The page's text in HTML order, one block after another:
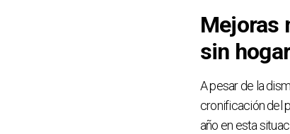
Mejoras
sin
A pesar de la
cronificación del
año en esta